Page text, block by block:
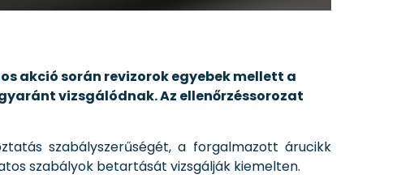
akció során revizorok egyebek mellett a
vizsgálódnak. Az ellenőrzéssorozat
szabályszerűségét, a forgalmazott árucikk
szabályok betartását vizsgálják kiemelten.